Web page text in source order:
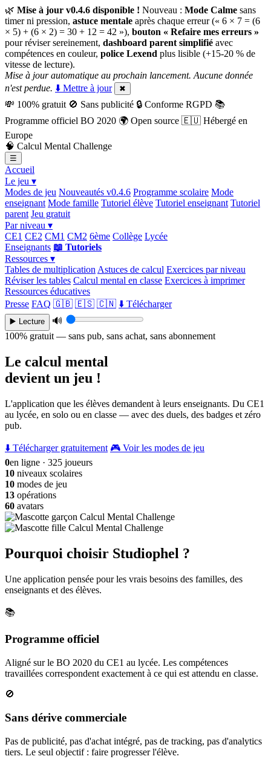
🌿 Mise à jour v0.4.6 disponible ! Nouveau : Mode Calme sans
timer ni pression, astuce mentale après chaque erreur (« 6 × 7 = (6
× 5) + (6 × 2) = 30 + 12 = 42 »), bouton « Refaire mes erreurs »
pour réviser sereinement, dashboard parent simplifié avec
compétences en couleur, police Lexend plus lisible (+15-20 % de
vitesse de lecture).
Mise à jour automatique au prochain lancement. Aucune donnée
n'est perdue. ⬇️ Mettre à jour ✖
💸 100% gratuit 🚫 Sans publicité 🔒 Conforme RGPD 📚
Programme officiel BO 2020 🌍 Open source 🇪🇺 Hébergé en
Europe
🧠 Calcul Mental Challenge
☰
Accueil
Le jeu ▾
Modes de jeu Nouveautés v0.4.6 Programme scolaire Mode
enseignant Mode famille Tutoriel élève Tutoriel enseignant Tutoriel
parent Jeu gratuit
Par niveau ▾
CE1 CE2 CM1 CM2 6ème Collège Lycée
Enseignants 📖 Tutoriels
Ressources ▾
Tables de multiplication Astuces de calcul Exercices par niveau
Réviser les tables Calcul mental en classe Exercices à imprimer
Ressources éducatives
Presse FAQ 🇬🇧 🇪🇸 🇨🇳 ⬇️ Télécharger
▶️ Lecture
🔊
100% gratuit — sans pub, sans achat, sans abonnement
Le calcul mental
devient un jeu !
L'application que les élèves demandent à leurs enseignants. Du CE1
au lycée, en solo ou en classe — avec des duels, des badges et zéro
pub.
⬇️ Télécharger gratuitement 🎮 Voir les modes de jeu
0en ligne · 325 joueurs
10 niveaux scolaires
10 modes de jeu
13 opérations
60 avatars
Pourquoi choisir Studiophel ?
Une application pensée pour les vrais besoins des familles, des
enseignants et des élèves.
📚
Programme officiel
Aligné sur le BO 2020 du CE1 au lycée. Les compétences
travaillées correspondent exactement à ce qui est attendu en classe.
🚫
Sans dérive commerciale
Pas de publicité, pas d'achat intégré, pas de tracking, pas d'analytics
tiers. Le seul objectif : faire progresser l'élève.